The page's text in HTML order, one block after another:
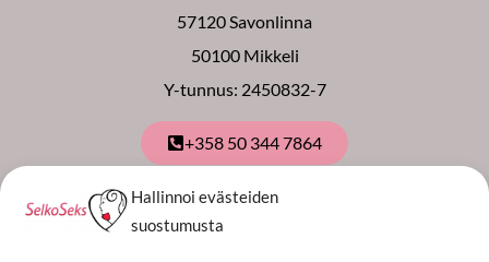
Hallinnoi evästeiden
suostumusta
57120 Savonlinna
50100 Mikkeli
Y-tunnus: 2450832-7
+358 50 344 7864
Tilaa uutiskirje
Sähköpostiosoite